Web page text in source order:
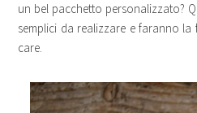
un bel pacchetto personalizzato?
semplici da realizzare e faranno
care.